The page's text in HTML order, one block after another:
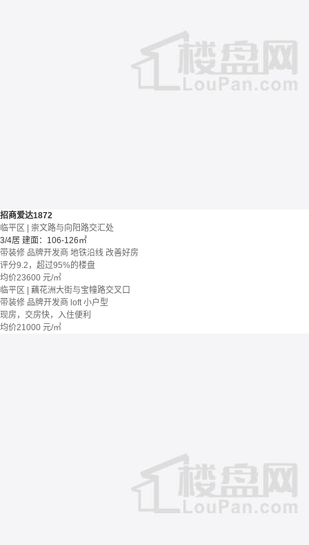
招商爱达1872
临平区 | 崇文路与向阳路交汇处
3/4居 建面：106-126㎡
带装修 品牌开发商 地铁沿线 改善好房
评分9.2，超过95%的楼盘
均价23600 元/㎡
临平区 | 藕花洲大街与宝幢路交叉口
带装修 品牌开发商 loft 小户型
现房，交房快，入住便利
均价21000 元/㎡